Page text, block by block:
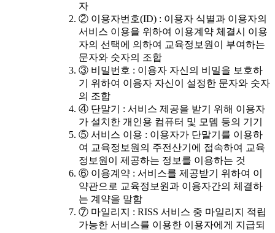
자
② 이용자번호(ID) : 이용자 식별과 이용자의
서비스 이용을 위하여 이용계약 체결시 이용
자의 선택에 의하여 교육정보원이 부여하는
문자와 숫자의 조합
③ 비밀번호 : 이용자 자신의 비밀을 보호하
기 위하여 이용자 자신이 설정한 문자와 숫자
의 조합
④ 단말기 : 서비스 제공을 받기 위해 이용자
가 설치한 개인용 컴퓨터 및 모뎀 등의 기기
⑤ 서비스 이용 : 이용자가 단말기를 이용하
여 교육정보원의 주전산기에 접속하여 교육
정보원이 제공하는 정보를 이용하는 것
⑥ 이용계약 : 서비스를 제공받기 위하여 이
약관으로 교육정보원과 이용자간의 체결하
는 계약을 말함
⑦ 마일리지 : RISS 서비스 중 마일리지 적립
가능한 서비스를 이용한 이용자에게 지급되